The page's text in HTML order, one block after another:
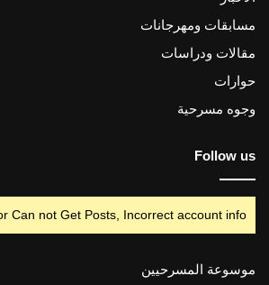
مسابقات ومهرجانات
مقالات ودراسات
حوارات
وجوه مسرحية
Follow us
Can not Get Posts, Incorrect account info.
موسوعة المسرحيين